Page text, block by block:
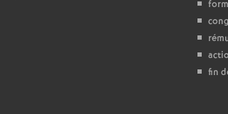
fin